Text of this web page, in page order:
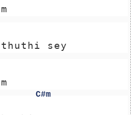
sey
C#m